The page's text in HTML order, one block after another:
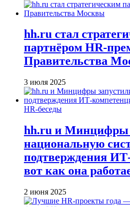
hh.ru стал
партнёром HR-
Правительства
3 июля 2025
HR-беседы
hh.ru и Минцифры
национальную
подтверждения
вот как она
2 июня 2025